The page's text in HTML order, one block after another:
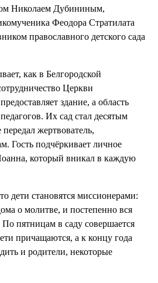
Николаем Дубининым,
Феодора Стратилата
православного детского сада
как в Белгородской
Церкви
здание, а область
Их сад стал десятым
жертвователь,
Гость подчёркивает личное
который вникал в каждую
дети становятся миссионерами:
о молитве, и постепенно вся
пятницам в саду совершается
причащаются, а к концу года
и родители, некоторые